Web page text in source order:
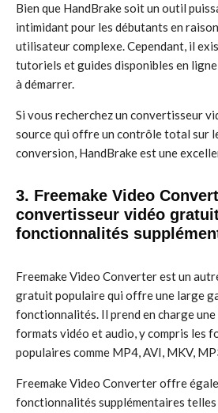
Bien que HandBrake soit un outil
intimidant pour les débutants en
utilisateur complexe. Cependant, il
tutoriels et guides disponibles en
à démarrer.
Si vous recherchez un convertisseur
source qui offre un contrôle total sur
conversion, HandBrake est une
3. Freemake Video
convertisseur vidéo
fonctionnalités
Freemake Video Converter est un
gratuit populaire qui offre une large
fonctionnalités. Il prend en charge une
formats vidéo et audio, y compris les
populaires comme MP4, AVI, MKV,
Freemake Video Converter offre
fonctionnalités supplémentaires telles